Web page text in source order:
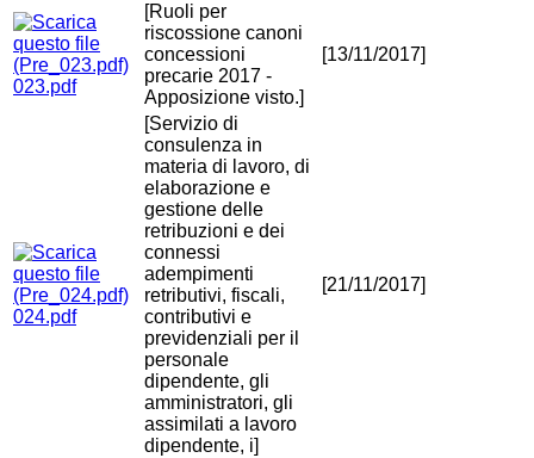
023.pdf
[Ruoli per
riscossione canoni
concessioni
precarie 2017 -
Apposizione visto.]
[13/11/2017]
024.pdf
[Servizio di
consulenza in
materia di lavoro, di
elaborazione e
gestione delle
retribuzioni e dei
connessi
adempimenti
retributivi, fiscali,
contributivi e
previdenziali per il
personale
dipendente, gli
amministratori, gli
assimilati a lavoro
dipendente, i]
[21/11/2017]